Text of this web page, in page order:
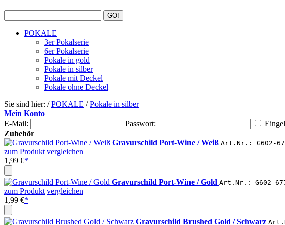
POKALE
3er Pokalserie
6er Pokalserie
Pokale in gold
Pokale in silber
Pokale mit Deckel
Pokale ohne Deckel
Sie sind hier: /POKALE /Pokale in silber
Mein Konto
E-Mail:
Passwort:
Zubehör
Gravurschild Port-Wine / Weiß Art.Nr.: G602-
zum Produkt vergleichen
1,99 €*
Gravurschild Port-Wine / Gold Art.Nr.: G602-
zum Produkt vergleichen
1,99 €*
Gravurschild Brushed Gold / Schwarz